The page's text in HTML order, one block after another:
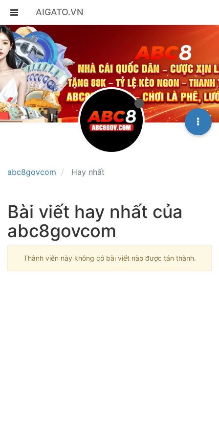
AIGATO.VN
abc8govcom Hay nhất
Bài viết hay nhất của
abc8govcom
Thành viên này không có bài viết nào được tán thành.